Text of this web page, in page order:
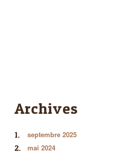
Archives
septembre 2025
mai 2024